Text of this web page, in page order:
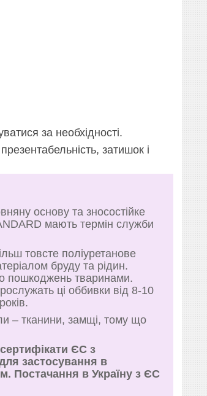
за необхідності.
затишок і
основу та зносостійке
мають термін служби
товсте поліуретанове
бруду та рідин.
пошкоджень тваринами.
ці оббивки від 8-10
– тканини, замщі, тому що
ЄС з
застосування в
Постачання в Україну з ЄС